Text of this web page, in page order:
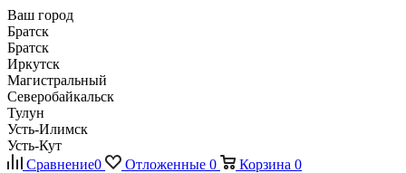
Ваш город
Братск
Братск
Иркутск
Магистральный
Северобайкальск
Тулун
Усть-Илимск
Усть-Кут
Сравнение0 Отложенные 0 Корзина 0